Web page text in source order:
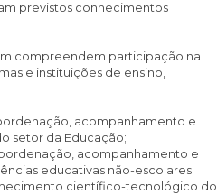
previstos conhecimentos
compreendem participação na
e instituições de ensino,
acompanhamento e
setor da Educação;
acompanhamento e
educativas não-escolares;
científico-tecnológico do